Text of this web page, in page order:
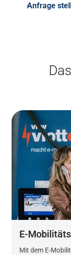
Anfrage
E-
Mit dem E-